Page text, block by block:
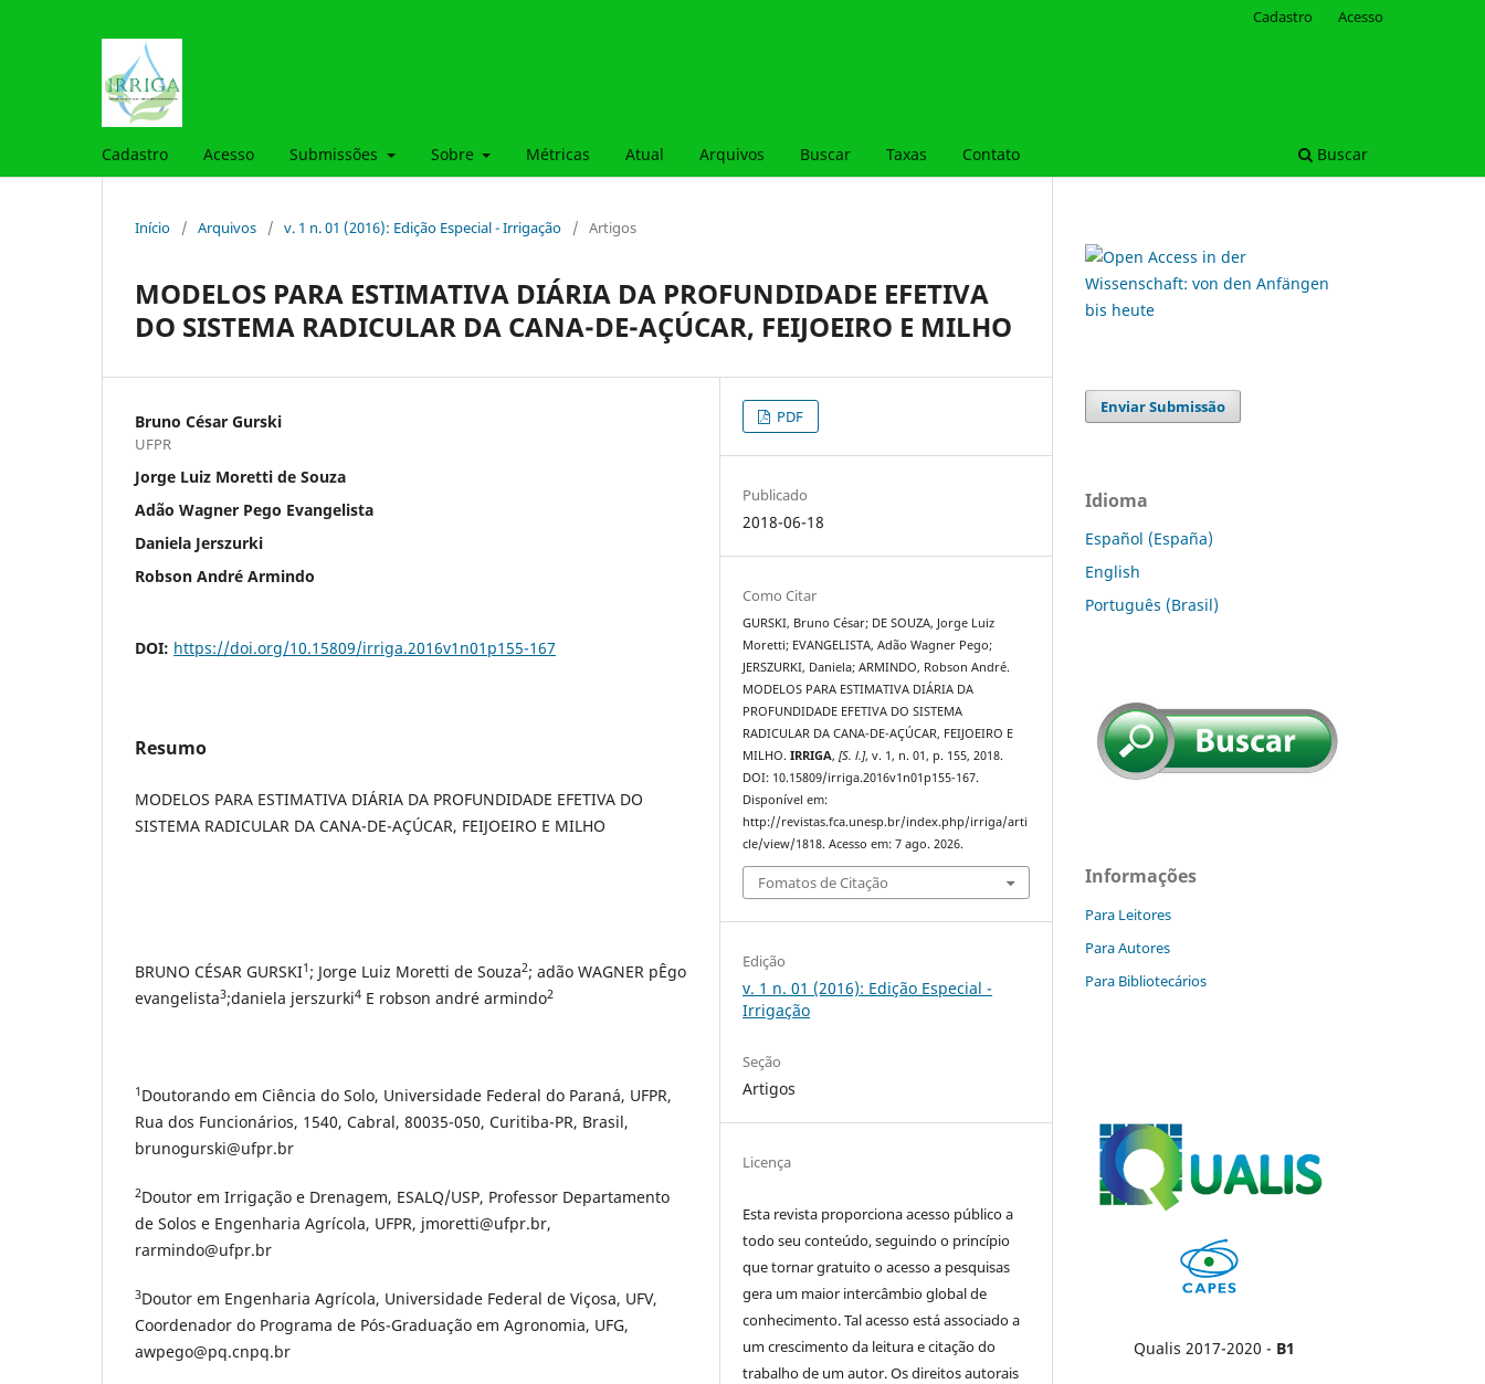
Cadastro Acesso Submissões Sobre Métricas Atual Arquivos Buscar Taxas Contato Buscar
Cadastro Acesso
Início / Arquivos / v. 1 n. 01 (2016): Edição Especial - Irrigação / Artigos
MODELOS PARA ESTIMATIVA DIÁRIA DA PROFUNDIDADE EFETIVA
DO SISTEMA RADICULAR DA CANA-DE-AÇÚCAR, FEIJOEIRO E MILHO
Bruno César Gurski
UFPR
Jorge Luiz Moretti de Souza
Adão Wagner Pego Evangelista
Daniela Jerszurki
Robson André Armindo
DOI: https://doi.org/10.15809/irriga.2016v1n01p155-167
Resumo
MODELOS PARA ESTIMATIVA DIÁRIA DA PROFUNDIDADE EFETIVA DO
SISTEMA RADICULAR DA CANA-DE-AÇÚCAR, FEIJOEIRO E MILHO
BRUNO CÉSAR GURSKI1 ; Jorge Luiz Moretti de Souza2; adão WAGNER pÊgo
evangelista3;daniela jerszurki4 E robson andré armindo2
1 Doutorando em Ciência do Solo, Universidade Federal do Paraná, UFPR,
Rua dos Funcionários, 1540, Cabral, 80035-050, Curitiba-PR, Brasil,
brunogurski@ufpr.br
2Doutor em Irrigação e Drenagem, ESALQ/USP, Professor Departamento
de Solos e Engenharia Agrícola, UFPR, jmoretti@ufpr.br,
rarmindo@ufpr.br
3Doutor em Engenharia Agrícola, Universidade Federal de Viçosa, UFV,
Coordenador do Programa de Pós-Graduação em Agronomia, UFG,
awpego@pq.cnpq.br
PDF
Publicado
2018-06-18
Como Citar
GURSKI, Bruno César; DE SOUZA, Jorge Luiz
Moretti; EVANGELISTA, Adão Wagner Pego;
JERSZURKI, Daniela; ARMINDO, Robson André.
MODELOS PARA ESTIMATIVA DIÁRIA DA
PROFUNDIDADE EFETIVA DO SISTEMA
RADICULAR DA CANA-DE-AÇÚCAR, FEIJOEIRO E
MILHO.IRRIGA,[S. l.], v. 1, n. 01, p. 155, 2018.
DOI: 10.15809/irriga.2016v1n01p155-167.
Disponível em:
http://revistas.fca.unesp.br/index.php/irriga/arti
cle/view/1818. Acesso em: 7 ago. 2026.
Fomatos de Citação
Edição
v. 1 n. 01 (2016): Edição Especial -
Irrigação
Seção
Artigos
Licença
Esta revista proporciona acesso público a
todo seu conteúdo, seguindo o princípio
que tornar gratuito o acesso a pesquisas
gera um maior intercâmbio global de
conhecimento. Tal acesso está associado a
um crescimento da leitura e citação do
trabalho de um autor. Os direitos autorais
Enviar Submissão
Idioma
Español (España)
English
Português (Brasil)
Informações
Para Leitores
Para Autores
Para Bibliotecários
Qualis 2017-2020 - B1